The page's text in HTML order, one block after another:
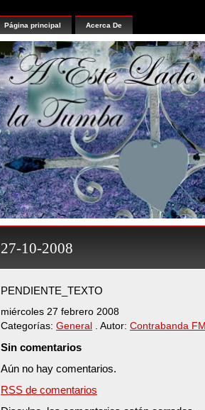
Página principal Acerca De
27-10-2008
PENDIENTE_TEXTO
miércoles 27 febrero 2008
Categorías: General . Autor: Contrabanda
Sin comentarios
Aún no hay comentarios.
RSS de comentarios